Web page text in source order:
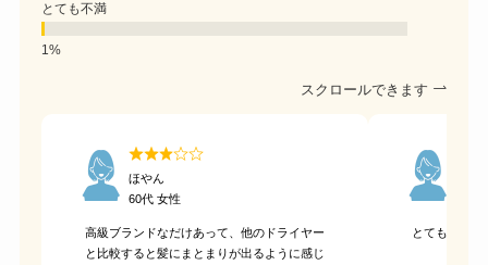
とても不満
スクロールできます
ほやん
60代 女性
高級ブランドなだけあって、他のドライヤー
と比較すると髪にまとまりが出るように感じ
とてもツヤ